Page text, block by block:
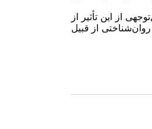
از این تأثیر از
از قبیل